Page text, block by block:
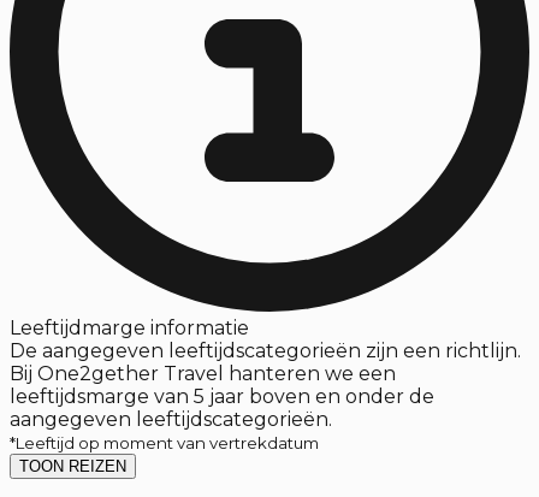
Leeftijdmarge informatie
De aangegeven leeftijdscategorieën zijn een richtlijn.
Bij One2gether Travel hanteren we een
leeftijdsmarge van 5 jaar boven en onder de
aangegeven leeftijdscategorieën.
*Leeftijd op moment van vertrekdatum
TOON REIZEN